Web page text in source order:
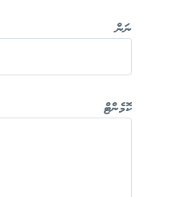
ނަން
ކޮމެންޓް